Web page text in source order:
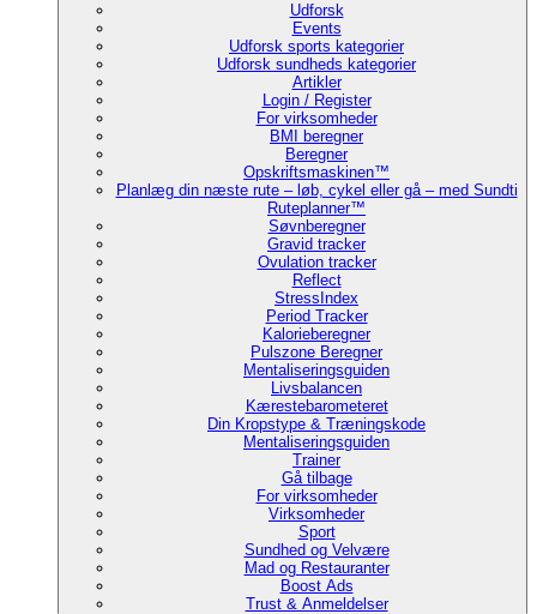
Udforsk
Events
Udforsk sports kategorier
Udforsk sundheds kategorier
Artikler
Login / Register
For virksomheder
BMI beregner
Beregner
Opskriftsmaskinen™
Planlæg din næste rute – løb, cykel eller gå – med Sundti
Ruteplanner™
Søvnberegner
Gravid tracker
Ovulation tracker
Reflect
StressIndex
Period Tracker
Kalorieberegner
Pulszone Beregner
Mentaliseringsguiden
Livsbalancen
Kærestebarometeret
Din Kropstype & Træningskode
Mentaliseringsguiden
Trainer
Gå tilbage
For virksomheder
Virksomheder
Sport
Sundhed og Velvære
Mad og Restauranter
Boost Ads
Trust & Anmeldelser